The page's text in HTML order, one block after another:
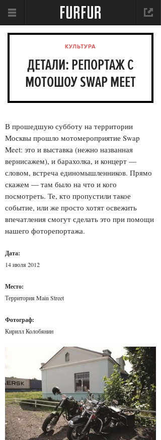
КУЛЬТУРА
ДЕТАЛИ: РЕПОРТАЖ С
МОТОШОУ SWAP MEET
В прошедшую субботу на территории
Москвы прошло мотомероприятие Swap
Meet: это и выставка (нежно названная
вернисажем), и барахолка, и концерт —
словом, встреча единомышленников. Прямо
скажем — там было на что и кого
посмотреть. Те, кто пропустили такое
событие, или же просто хотят освежить
впечатления смогут сделать это при помощи
нашего фоторепортажа.
Дата:
14 июля 2012
Место:
Территория Main Street
Фотограф:
Кирилл Колобянин